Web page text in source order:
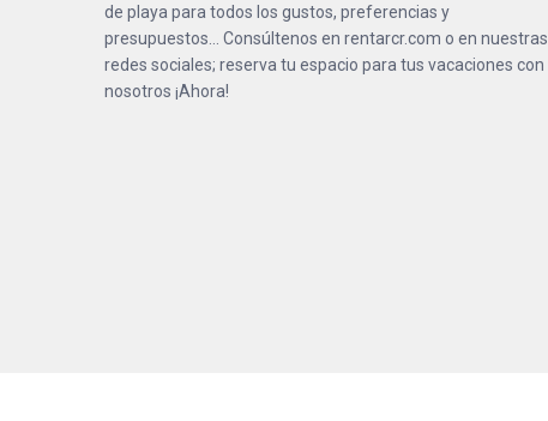
de playa para todos los gustos, preferencias y
presupuestos… Consúltenos en rentarcr.com o en nuestras
redes sociales; reserva tu espacio para tus vacaciones con
nosotros ¡Ahora!